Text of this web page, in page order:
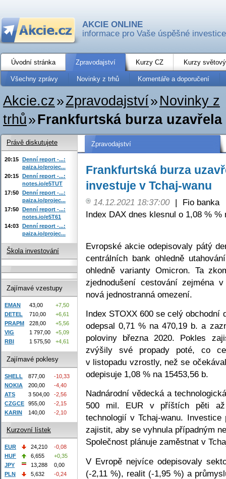
AKCIE ONLINE
informace pro Vaše úspěšné investice
Úvodní stránka Zpravodajství Kurzy CZ Kurzy
Všechny zprávy Novinky z trhů Komentáře a doporučení
Akcie.cz»Zpravodajství» Novinky z
trhů»Frankfurtská burza
Zpravodajství
Frankfurtská burza
investuje v Tchaj-wanu
14.12.2021 18:37:00 |
Fio banka
Index DAX dnes klesnul o 1,08 % %
Evropské akcie odepisovaly pátý
centrálních bank ohledně
ohledně varianty Omicron. Ta
zjednodušení cestování zejména
nová jednostranná omezení.
Index STOXX 600 se celý
odepsal 0,71 % na 470,19 b. a
poloviny března 2020. Pokles
zvýšily své propady poté, co
v listopadu vzrostly, než se
odepisuje 1,08 % na 15453,56 b.
Nadnárodní vědecká a
500 mil. EUR v příštích pěti až
technologií v Tchaj-wanu.
zajistit, aby se vyhnula případným
Společnost plánuje zaměstnat v
V Evropě nejvíce odepisovaly
(-2,11 %), realit (-1,95 %) a
Právě diskutujete
20:15 Denní report -...:
paiza.io/projec...
20:15 Denní report -...:
notes.io/e5TUT
17:50 Denní report -...:
paiza.io/projec...
17:50 Denní report -...:
notes.io/e5T61
14:03 Denní report -...:
paiza.io/projec...
Škola investování
Zajímavé vzestupy
EMAN 43,00
+7,50
DETEL
710,00
+6,61
PRAPM
228,00
+5,56
VIG
1 797,00
+5,09
RBI
1 575,50 +4,61
Zajímavé poklesy
SHELL 877,00
-10,33
NOKIA
200,00
-4,40
ATS
3 504,00
-2,56
CZGCE
955,00
-2,15
KARIN
140,00 -2,10
Kurzovní lístek
EUR 24,210
-0,08
HUF
6,655
+0,35
JPY
13,288
0,00
PLN
5,632
-0,24